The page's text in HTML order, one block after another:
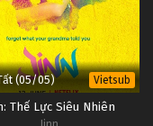
Truyện Tập 3
(05/05) Vietsub
Thế Lực Siêu Nhiên